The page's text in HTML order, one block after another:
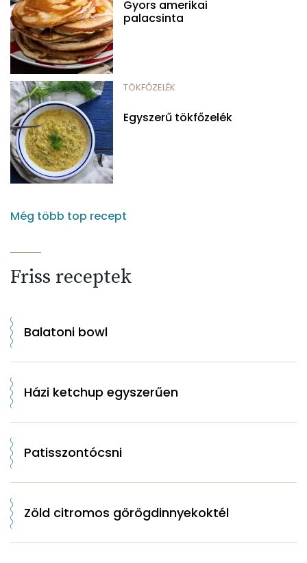
Gyors amerikai
palacsinta
TÖKFŐZELÉK
Egyszerű tökfőzelék
Még több top recept
Friss receptek
Balatoni bowl
Házi ketchup egyszerűen
Patisszontócsni
Zöld citromos görögdinnyekoktél